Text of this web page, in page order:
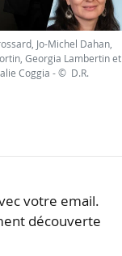
Jo-Michel Dahan,
Georgia Lambertin et
Coggia - © D.R.
votre email.
découverte